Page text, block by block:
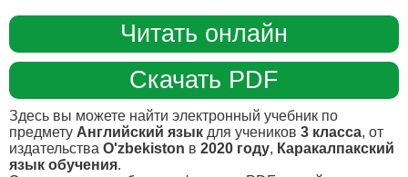
Читать онлайн
Скачать PDF
Здесь вы можете найти электронный учебник по
предмету Английский язык для учеников 3 класса, от
издательства O'zbekiston в 2020 году, Каракалпакский
язык обучения.